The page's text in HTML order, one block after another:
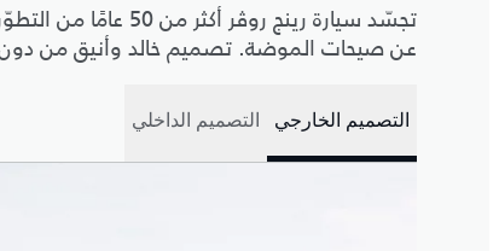
تجسّد سيارة رينج
عن صيحات الموضة. تصميم خالد وأنيق من دون
التصميم الخارجي التصميم الداخلي